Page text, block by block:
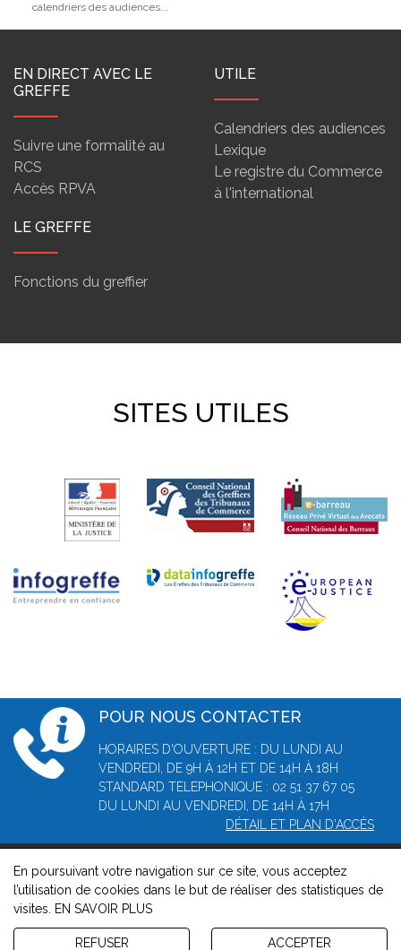
calendriers des audiences...
EN DIRECT AVEC LE
GREFFE
Suivre une formalité au
RCS
Accès RPVA
UTILE
Calendriers des audiences
Lexique
Le registre du Commerce
à l'international
LE GREFFE
Fonctions du greffier
SITES UTILES
POUR NOUS CONTACTER
HORAIRES D'OUVERTURE : DU LUNDI AU
VENDREDI, DE 9H À 12H ET DE 14H À 18H
STANDARD TELEPHONIQUE : 02 51 37 67 05
DU LUNDI AU VENDREDI, DE 14H À 17H
DÉTAIL ET PLAN D'ACCÈS
© 2026, Greffe du tribunal de commerce de La Roche-sur-Yon
-Mentions légales- Contact -Gestion des cookies-Politique
de confidentialité et de cookies
Version : 1.8.1
En poursuivant votre navigation sur ce site, vous acceptez
l’utilisation de cookies dans le but de réaliser des statistiques de
visites.
EN SAVOIR PLUS
REFUSER ACCEPTER